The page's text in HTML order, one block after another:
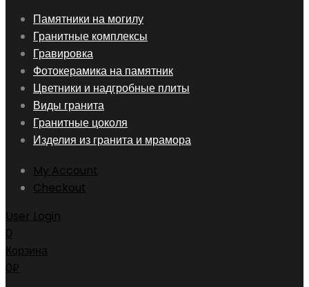
Skip
content
Памятники на могилу
Гранитные комплексы
Гравировка
Фотокерамика на памятник
Цветники и надгробные плиты
Виды гранита
Гранитные цоколя
Изделия из гранита и мрамора
My Account
Checkout
User Login
0
Корзина
0₽